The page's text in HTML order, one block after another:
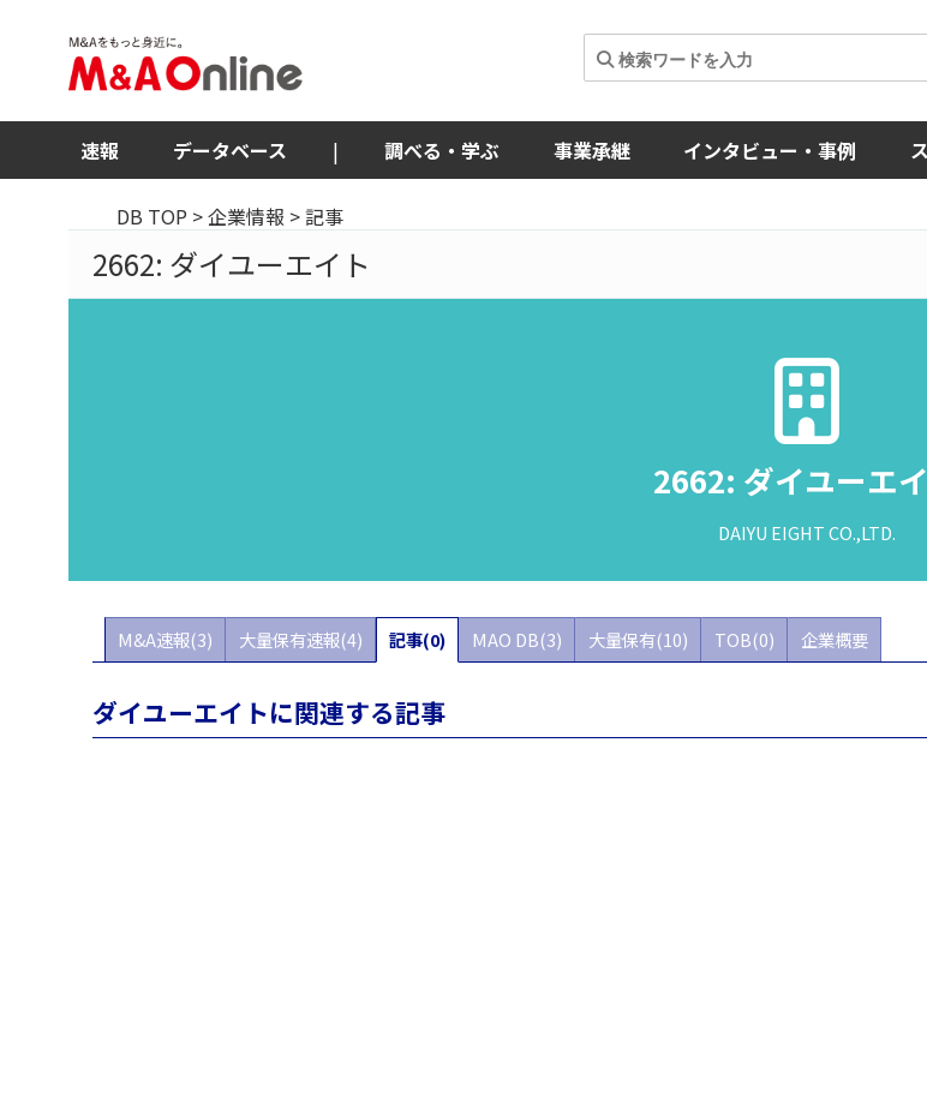
速報 データベース | 調べる・学ぶ 事業承継 インタビュー・事例
DB TOP >企業情報 > 記事
2662: ダイユーエイト
2662: ダイユーエ
DAIYU EIGHT CO.,LTD.
M&A速報(3) 大量保有速報(4) 記事(0) MAO DB(3) 大量保有(10) TOB(0) 企業概要
ダイユーエイトに関連する記事